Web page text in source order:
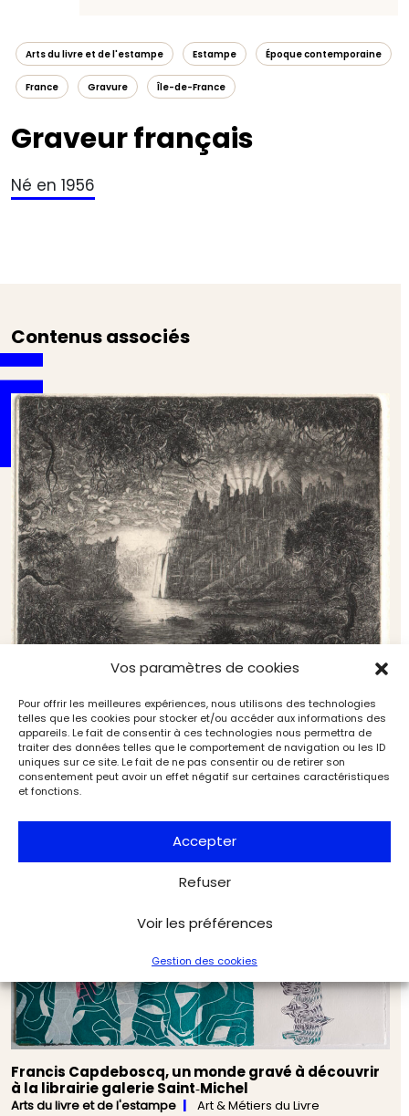
Vos paramètres de cookies
Pour offrir les meilleures expériences, nous utilisons des technologies
telles que les cookies pour stocker et/ou accéder aux informations des
appareils. Le fait de consentir à ces technologies nous permettra de
traiter des données telles que le comportement de navigation ou les ID
uniques sur ce site. Le fait de ne pas consentir ou de retirer son
consentement peut avoir un effet négatif sur certaines caractéristiques
et fonctions.
Accepter
Refuser
Voir les préférences
Gestion des cookies
Arts du livre et de l'estampe Estampe Époque contemporaine
France Gravure Île-de-France
Graveur français
Né en 1956
Contenus associés
Georges Rubel ou « l’hypothèse du graveur »
Arts du livre et de l'estampe Art & Métiers du Livre
Francis Capdeboscq, un monde gravé à découvrir
à la librairie galerie Saint‑Michel
Arts du livre et de l'estampe Art & Métiers du Livre